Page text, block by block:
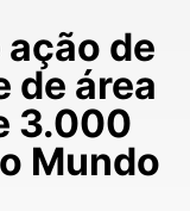
de
de área
3.000
Mundo